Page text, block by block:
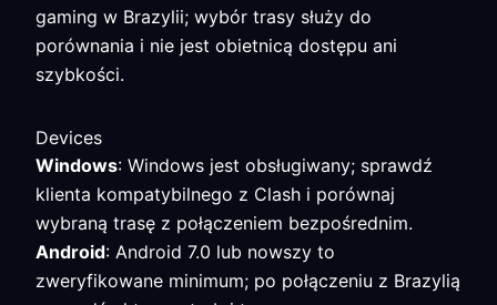
gaming w Brazylii; wybór trasy służy do
porównania i nie jest obietnicą dostępu ani
szybkości.
Devices
Windows: Windows jest obsługiwany; sprawdź
klienta kompatybilnego z Clash i porównaj
wybraną trasę z połączeniem bezpośrednim.
Android: Android 7.0 lub nowszy to
zweryfikowane minimum; po połączeniu z Brazylią